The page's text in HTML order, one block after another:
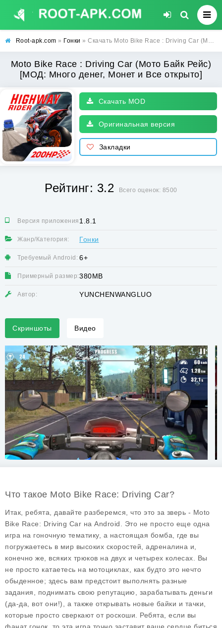
Root-apk.com » Гонки » Скачать Moto Bike Race : Driving Car (Мото Байк Рейс) [МОД: Много денег, Монет и Все открыто] | Взлом Moto Bike Race : Driving Car на Андроид
Moto Bike Race : Driving Car (Мото Байк Рейс)
[МОД: Много денег, Монет и Все открыто]
Скачать MOD
Оригинальная версия
Закладки
Рейтинг: 3.2 Всего оценок: 8500
Версия приложения:1.8.1
Жанр/Категория: Гонки
Требуемый Android: 6+
Примерный размер:380MB
Автор: YUNCHENWANGLUO
Скриншоты Видео
Что такое Moto Bike Race: Driving Car?
Итак, ребята, давайте разберемся, что это за зверь - Moto
Bike Race: Driving Car на Android. Это не просто еще одна
игра на гоночную тематику, а настоящая бомба, где вы
погружаетесь в мир высоких скоростей, адреналина и,
конечно же, всяких трюков на двух и четырех колесах. Вы
не просто катаетесь на мотоциклах, как будто это нечто
обыденное; здесь вам предстоит выполнять разные
задания, поднимать свою репутацию, зарабатывать деньги
(да-да, вот они!), а также открывать новые байки и тачки,
которые просто сверкают от роскоши. Ребята, если вы